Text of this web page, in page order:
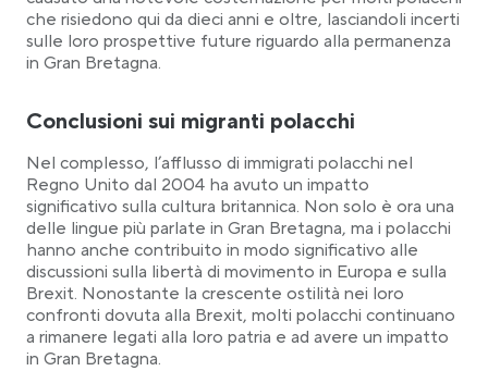
che risiedono qui da dieci anni e oltre, lasciandoli incerti
sulle loro prospettive future riguardo alla permanenza
in Gran Bretagna.
Conclusioni sui migranti polacchi
Nel complesso, l’afflusso di immigrati polacchi nel
Regno Unito dal 2004 ha avuto un impatto
significativo sulla cultura britannica. Non solo è ora una
delle lingue più parlate in Gran Bretagna, ma i polacchi
hanno anche contribuito in modo significativo alle
discussioni sulla libertà di movimento in Europa e sulla
Brexit. Nonostante la crescente ostilità nei loro
confronti dovuta alla Brexit, molti polacchi continuano
a rimanere legati alla loro patria e ad avere un impatto
in Gran Bretagna.